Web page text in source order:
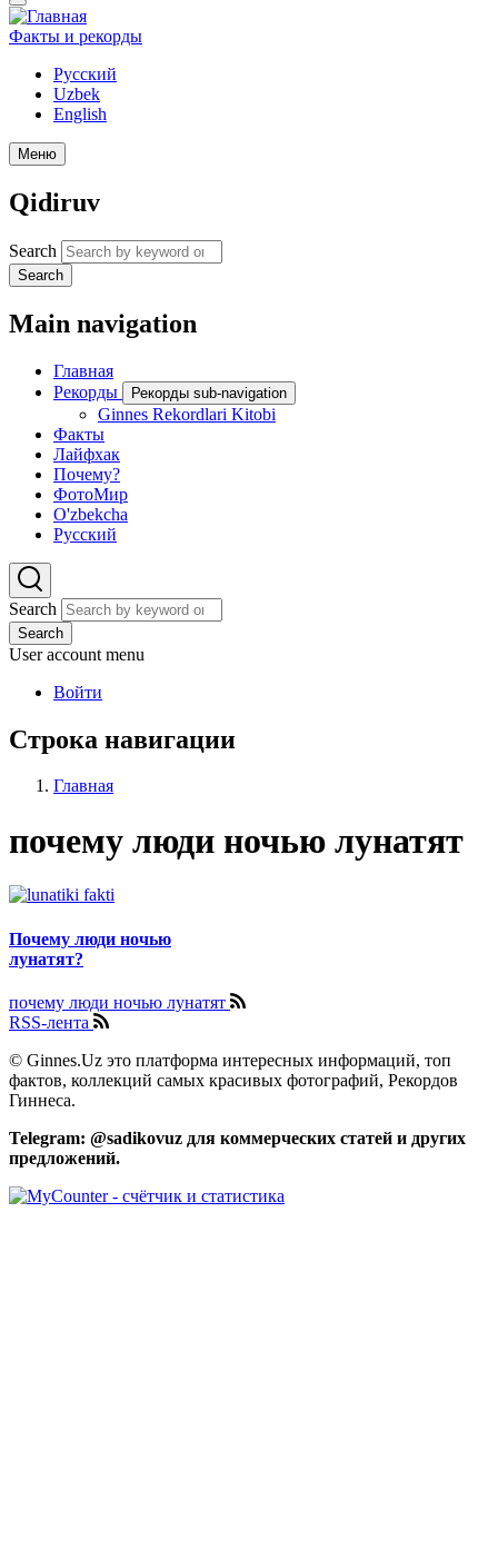
Факты и рекорды
Русский
Uzbek
English
Меню
Qidiruv
Search
Search
Main navigation
Главная
Рекорды
Рекорды sub-navigation
Ginnes Rekordlari Kitobi
Факты
Лайфхак
Почему?
ФотоМир
O'zbekcha
Русский
Search
Search
User account menu
Войти
Строка навигации
Главная
почему люди ночью лунатят
Почему люди ночью
лунатят?
почему люди ночью лунатят
RSS-лента
© Ginnes.Uz это платформа интересных информаций, топ
фактов, коллекций самых красивых фотографий, Рекордов
Гиннеса.
Telegram: @sadikovuz для коммерческих статей и других
предложений.